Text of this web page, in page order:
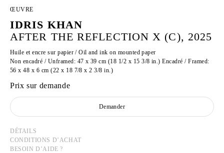
ŒUVRE
IDRIS KHAN
AFTER THE REFLECTION X (C), 2025
Huile et encre sur papier / Oil and ink on mounted paper
Non encadré / Unframed: 47 x 39 cm (18 1/2 x 15 3/8 in.) Encadré / Framed:
56 x 48 x 6 cm (22 x 18 7/8 x 2 3/8 in.)
Prix sur demande
Demander
DÉTAILS
CONDITIONS D’ACHAT
BESOIN D’AIDE ?